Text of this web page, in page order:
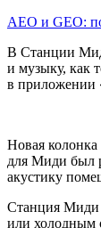
AEO и GEO:
В Станции
и музыку, как
в приложении
Новая
для Миди был
акустику
Станция Миди
или холодным